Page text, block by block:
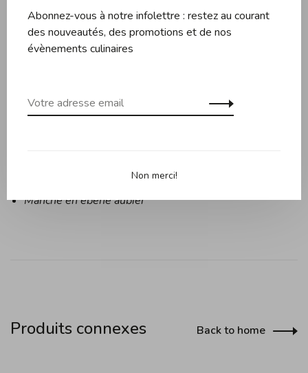
Découpe laser pleine soie de 2mm d’épaisseur (l’acier
de la lame se prolonge dans toute la largeur et la
carbone (56-58HRC)
Finition mate professionnelle
Manche en ébène aubier
Produits connexes Back to home
Abonnez-vous à notre infolettre : restez au courant
des nouveautés, des promotions et de nos
évènements culinaires
Non merci!